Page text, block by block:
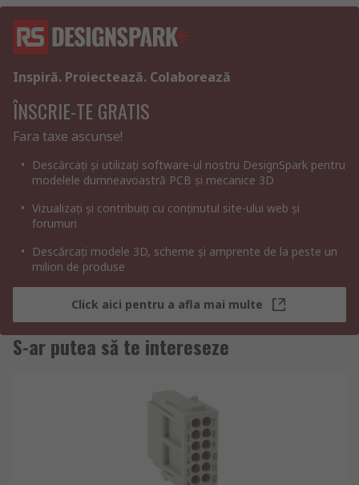
Inspiră. Proiectează. Colaborează
ÎNSCRIE-TE GRATIS
Fara taxe ascunse!
Descărcați și utilizați software-ul nostru DesignSpark pentru
modelele dumneavoastră PCB și mecanice 3D
Vizualizați și contribuiți cu conținutul site-ului web și
forumuri
Descărcați modele 3D, scheme și amprente de la peste un
milion de produse
Click aici pentru a afla mai multe
S-ar putea să te intereseze